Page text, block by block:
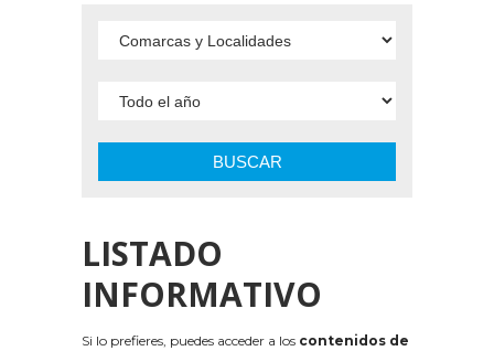
BUSCAR
LISTADO
INFORMATIVO
Si lo prefieres, puedes acceder a los contenidos de